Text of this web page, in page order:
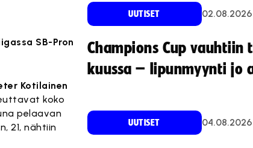
SB-Pron
Kotilainen
koko
pelaavan
21, nähtiin
UUTISET 02.08.2026
Champions Cup vauhtiin
kuussa – lipunmyynti jo
UUTISET 04.08.2026